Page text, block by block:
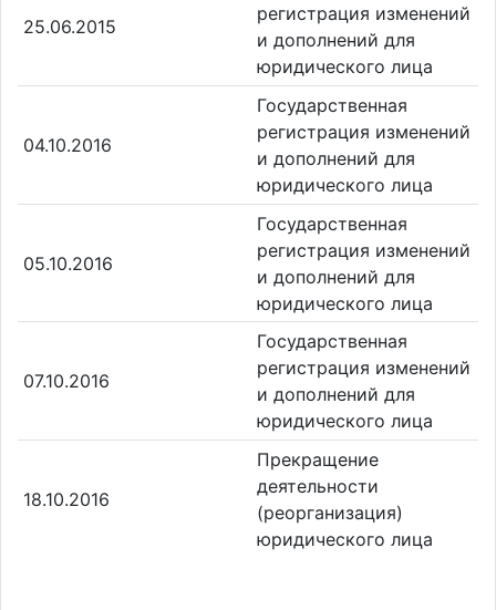
25.06.2015
регистрация изменений
и дополнений для
юридического лица
04.10.2016
Государственная
регистрация изменений
и дополнений для
юридического лица
05.10.2016
Государственная
регистрация изменений
и дополнений для
юридического лица
07.10.2016
Государственная
регистрация изменений
и дополнений для
юридического лица
18.10.2016
Прекращение
деятельности
(реорганизация)
юридического лица